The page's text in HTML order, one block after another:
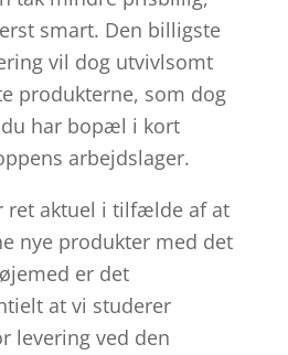
smart. Den billigste
vil dog utvivlsomt
produkterne, som dog
har bopæl i kort
arbejdslager.
ret aktuel i tilfælde af at
nye produkter med det
er det
at vi studerer
levering ved den